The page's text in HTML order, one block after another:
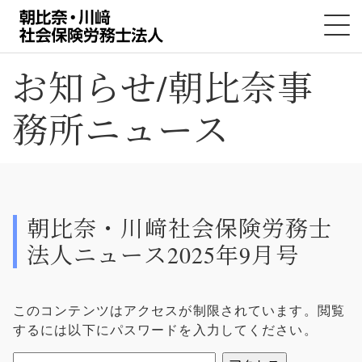
お知らせ/朝比奈事
務所ニュース
朝比奈・川﨑社会保険労務士
法人ニュース2025年9月号
このコンテンツはアクセスが制限されています。閲覧
するには以下にパスワードを入力してください。